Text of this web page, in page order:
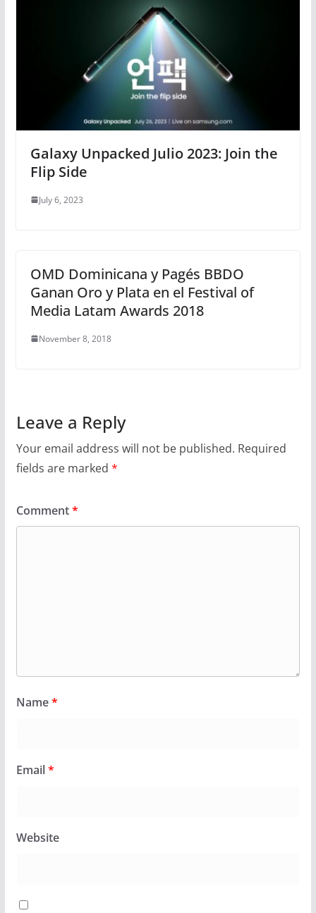
Galaxy Unpacked Julio 2023: Join the
Flip Side
July 6, 2023
OMD Dominicana y Pagés BBDO
Ganan Oro y Plata en el Festival of
Media Latam Awards 2018
November 8, 2018
Leave a Reply
Your email address will not be published. Required
fields are marked *
Comment*
Name*
Email*
Website